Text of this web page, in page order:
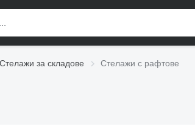
Стелажи за складове Стелажи с рафтове